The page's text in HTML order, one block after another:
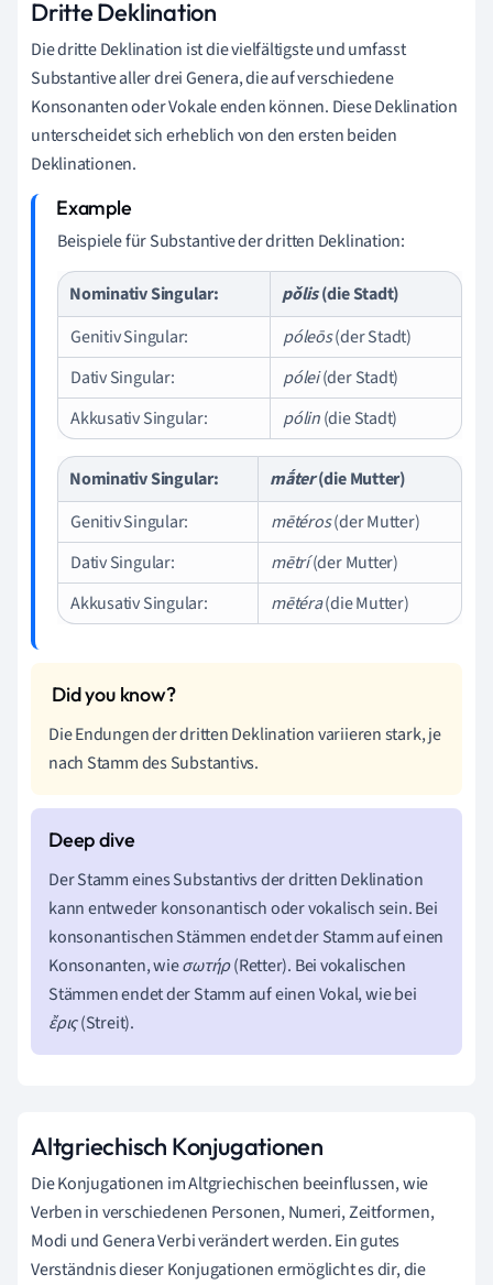
Dritte Deklination
Die dritte Deklination ist die vielfältigste und umfasst
Substantive aller drei Genera, die auf verschiedene
Konsonanten oder Vokale enden können. Diese Deklination
unterscheidet sich erheblich von den ersten beiden
Deklinationen.
Beispiele für Substantive der dritten Deklination:
Nominativ Singular: pǒlis(die Stadt)
Genitiv Singular:
póleōs(der Stadt)
Dativ Singular:
pólei(der Stadt)
Akkusativ Singular:
pólin(die Stadt)
Nominativ Singular: mā́ter(die Mutter)
Genitiv Singular:
mētéros(der Mutter)
Dativ Singular:
mētrí(der Mutter)
Akkusativ Singular:
mētéra(die Mutter)
Die Endungen der dritten Deklination variieren stark, je
nach Stamm des Substantivs.
Der Stamm eines Substantivs der dritten Deklination
kann entweder konsonantisch oder vokalisch sein. Bei
konsonantischen Stämmen endet der Stamm auf einen
Konsonanten, wieσωτήρ(Retter). Bei vokalischen
Stämmen endet der Stamm auf einen Vokal, wie bei
ἔρις(Streit).
Altgriechisch Konjugationen
Die Konjugationen im Altgriechischen beeinflussen, wie
Verben in verschiedenen Personen, Numeri, Zeitformen,
Modi und Genera Verbi verändert werden. Ein gutes
Verständnis dieser Konjugationen ermöglicht es dir, die